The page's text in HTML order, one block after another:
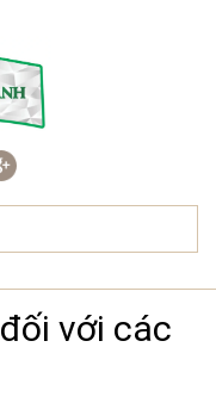
với các